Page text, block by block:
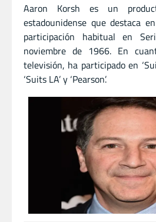
Aaron Korsh es un
estadounidense que destaca
participación habitual en
noviembre de 1966. En
televisión, ha participado en
‘Suits LA’ y ‘Pearson’.